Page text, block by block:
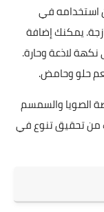
استخدامه في
يمكنك إضافة
لاذعة وحارة.
حلو وحامض.
الصويا والسمسم
من تحقيق تنوع في